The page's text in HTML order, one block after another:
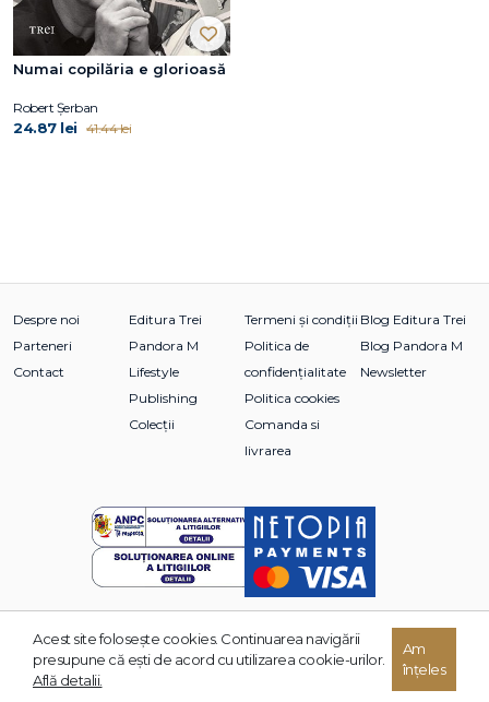
Numai copilăria e glorioasă
Robert Șerban
24.87 lei 41.44 lei
Despre noi
Parteneri
Contact
Editura Trei
Pandora M
Lifestyle
Publishing
Colecții
Termeni și condiții
Politica de
confidențialitate
Politica cookies
Comanda si
livrarea
Blog Editura Trei
Blog Pandora M
Newsletter
© 2026 Grupul Editorial TREI. Toate drepturile rezervate.
Acest site foloseşte cookies. Continuarea navigării
presupune că eşti de acord cu utilizarea cookie-urilor.
Află detalii.
Am
înțeles